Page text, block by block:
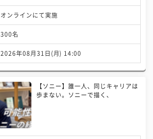
オンラインにて実施
300名
2026年08月31日(月) 14:00
【ソニー】誰一人、同じキャリアは
歩まない。ソニーで描く、